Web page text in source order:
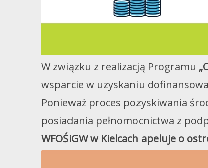
W związku z realizacją Programu
wsparcie w uzyskaniu
Ponieważ proces pozyskiwania
posiadania pełnomocnictwa z
WFOŚiGW w Kielcach apeluje o